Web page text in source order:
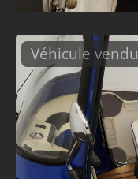
Véhicule vendu